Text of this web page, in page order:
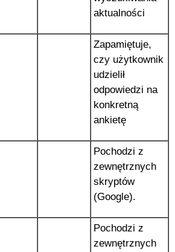
aktualności
Zapamiętuje,
czy użytkownik
udzielił
odpowiedzi na
konkretną
ankietę
Pochodzi z
zewnętrznych
skryptów
(Google).
Pochodzi z
zewnętrznych